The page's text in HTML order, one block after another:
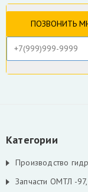
Ротаторы
Захват
Коробка отбора
РВД производство,
Категории
Производство
Запчасти ОМТЛ -